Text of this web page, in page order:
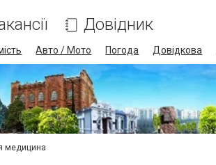
Довідник
Авто / Мото Погода Довідкова
медицина